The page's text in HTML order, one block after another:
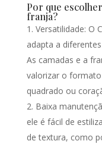
Por que
franja?
Versatilidade: O
adapta a
As camadas e a
valorizar o
quadrado ou
Baixa
ele é fácil de
de textura, como